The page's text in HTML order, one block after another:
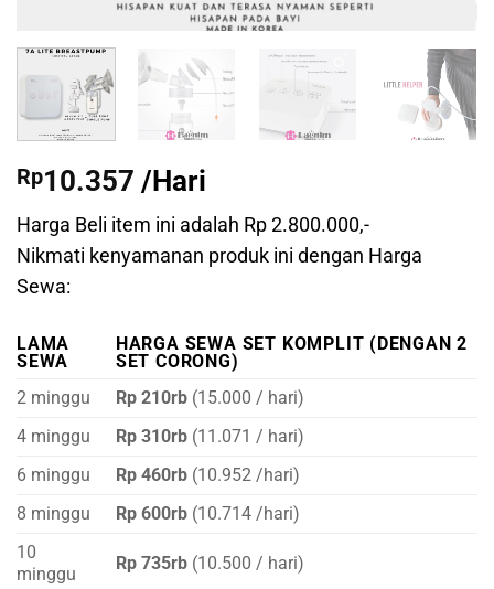
Rp10.357 /Hari
Harga Beli item ini adalah Rp 2.800.000,-
Nikmati kenyamanan produk ini dengan Harga
Sewa:
LAMA
SEWA
HARGA SEWA SET KOMPLIT (DENGAN 2
SET CORONG)
2 minggu
Rp 210rb(15.000 / hari)
4 minggu
Rp 310rb(11.071 / hari)
6 minggu
Rp 460rb(10.952 /hari)
8 minggu
Rp 600rb(10.714 /hari)
10
minggu
Rp 735rb(10.500 / hari)